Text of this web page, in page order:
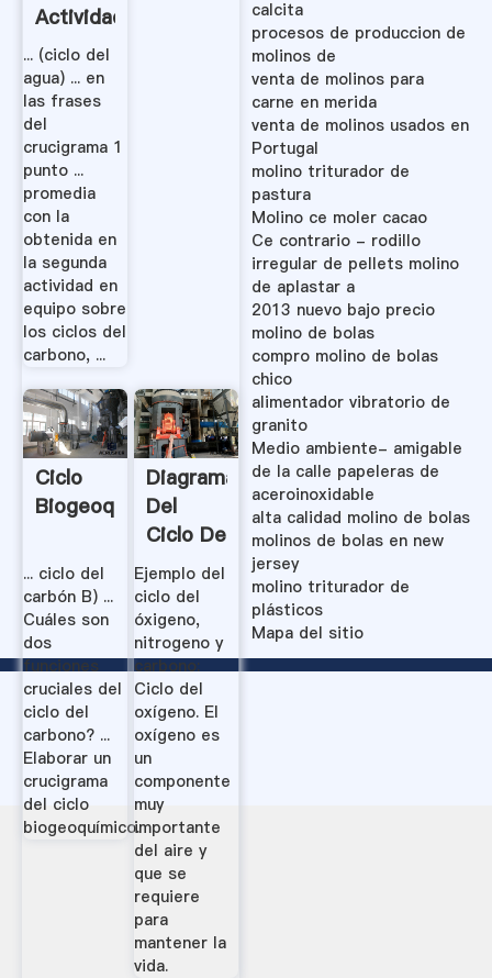
Actividad
En
Equipo
Para
Grado11
.
... (ciclo del
agua) ... en
las frases
del
crucigrama 1
punto ...
promedia
con la
obtenida en
la segunda
actividad en
equipo sobre
los ciclos del
carbono, ...
Ciclo
Biogeoquimico
... ciclo del
carbón B) ...
Cuáles son
dos
funciones
cruciales del
ciclo del
carbono? ...
Elaborar un
crucigrama
del ciclo
biogeoquímico.
Diagrama
Del
Ciclo De
Carbono
- Local
Phone .
Ejemplo del
ciclo del
óxigeno,
nitrogeno y
carbono:
Ciclo del
oxígeno. El
oxígeno es
un
componente
muy
importante
del aire y
que se
requiere
para
mantener la
vida.
calcita
procesos de produccion de
molinos de
venta de molinos para
carne en merida
venta de molinos usados en
Portugal
molino triturador de
pastura
Molino ce moler cacao
Ce contrario - rodillo
irregular de pellets molino
de aplastar a
2013 nuevo bajo precio
molino de bolas
compro molino de bolas
chico
alimentador vibratorio de
granito
Medio ambiente- amigable
de la calle papeleras de
aceroinoxidable
alta calidad molino de bolas
molinos de bolas en new
jersey
molino triturador de
plásticos
Mapa del sitio